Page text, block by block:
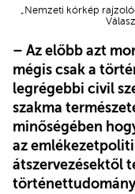
„Nemzeti kórkép
– Az előbb azt
mégis csak a
legrégebbi civil
szakma
minőségében
az
átszervezésektől